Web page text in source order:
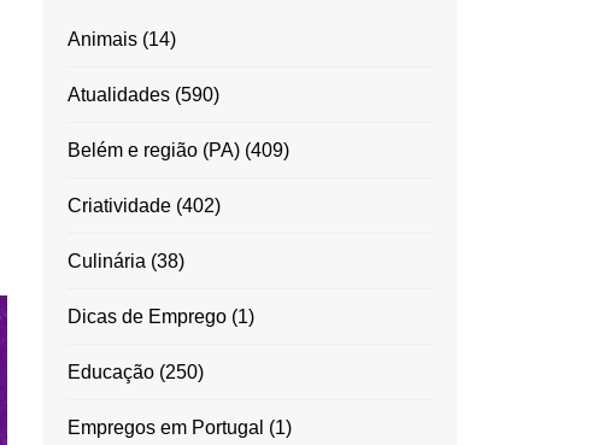
Animais(14)
Atualidades(590)
Belém e região (PA)(409)
Criatividade(402)
Culinária (38)
Dicas de Emprego(1)
Educação(250)
Empregos em Portugal (1)